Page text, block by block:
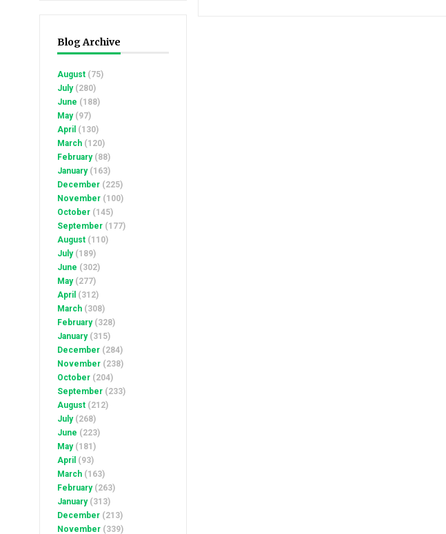
Blog Archive
August (75)
July(280)
June (188)
May(97)
April (130)
March (120)
February(88)
January(163)
December (225)
November (100)
October (145)
September (177)
August (110)
July(189)
June (302)
May(277)
April (312)
March (308)
February(328)
January(315)
December (284)
November (238)
October (204)
September (233)
August (212)
July(268)
June (223)
May(181)
April (93)
March (163)
February(263)
January(313)
December (213)
November (339)